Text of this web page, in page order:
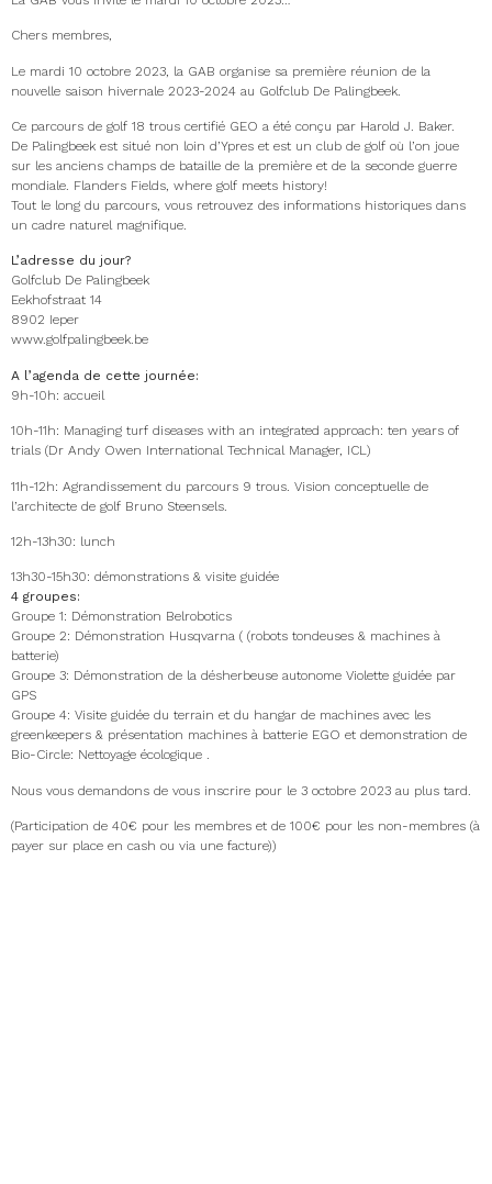
Chers membres,
Le mardi 10 octobre 2023, la GAB organise sa première réunion de la
nouvelle saison hivernale 2023-2024 au Golfclub De Palingbeek.
Ce parcours de golf 18 trous certifié GEO a été conçu par Harold J. Baker.
De Palingbeek est situé non loin d’Ypres et est un club de golf où l’on joue
sur les anciens champs de bataille de la première et de la seconde guerre
mondiale. Flanders Fields, where golf meets history!
Tout le long du parcours, vous retrouvez des informations historiques dans
un cadre naturel magnifique.
L’adresse du jour?
Golfclub De Palingbeek
Eekhofstraat 14
8902 Ieper
www.golfpalingbeek.be
A l’agenda de cette journée:
9h-10h: accueil
10h-11h: Managing turf diseases with an integrated approach: ten years of
trials (Dr Andy Owen International Technical Manager, ICL)
11h-12h: Agrandissement du parcours 9 trous. Vision conceptuelle de
l’architecte de golf Bruno Steensels.
12h-13h30: lunch
13h30-15h30: démonstrations & visite guidée
4 groupes:
Groupe 1: Démonstration Belrobotics
Groupe 2: Démonstration Husqvarna ( (robots tondeuses & machines à
batterie)
Groupe 3: Démonstration de la désherbeuse autonome Violette guidée par
GPS
Groupe 4: Visite guidée du terrain et du hangar de machines avec les
greenkeepers & présentation machines à batterie EGO et demonstration de
Bio-Circle: Nettoyage écologique .
Nous vous demandons de vous inscrire pour le 3 octobre 2023 au plus tard.
(Participation de 40€ pour les membres et de 100€ pour les non-membres (à
payer sur place en cash ou via une facture))